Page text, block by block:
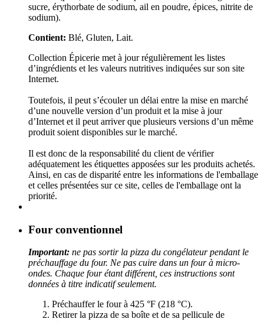
sucre, érythorbate de sodium, ail en poudre, épices, nitrite de
sodium).
Contient: Blé, Gluten, Lait.
Collection Épicerie met à jour régulièrement les listes
d’ingrédients et les valeurs nutritives indiquées sur son site
Internet.
Toutefois, il peut s’écouler un délai entre la mise en marché
d’une nouvelle version d’un produit et la mise à jour
d’Internet et il peut arriver que plusieurs versions d’un même
produit soient disponibles sur le marché.
Il est donc de la responsabilité du client de vérifier
adéquatement les étiquettes apposées sur les produits achetés.
Ainsi, en cas de disparité entre les informations de l'emballage
et celles présentées sur ce site, celles de l'emballage ont la
priorité.
Four conventionnel
Important: ne pas sortir la pizza du congélateur pendant le
préchauffage du four. Ne pas cuire dans un four à micro-
ondes. Chaque four étant différent, ces instructions sont
données à titre indicatif seulement.
Préchauffer le four à 425 °F (218 °C).
Retirer la pizza de sa boîte et de sa pellicule de